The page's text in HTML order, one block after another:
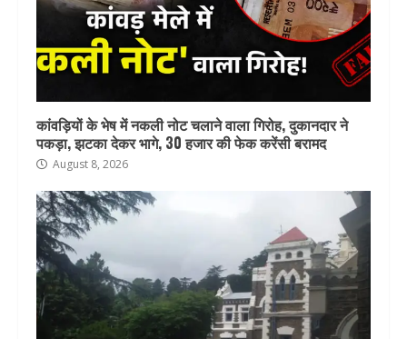
कांवड़ियों के भेष में नकली नोट चलाने वाला गिरोह, दुकानदार ने
पकड़ा, झटका देकर भागे, 30 हजार की फेक करेंसी बरामद
August 8, 2026